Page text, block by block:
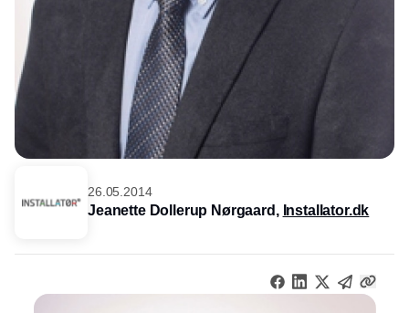
26.05.2014
Jeanette Dollerup Nørgaard, Installator.dk